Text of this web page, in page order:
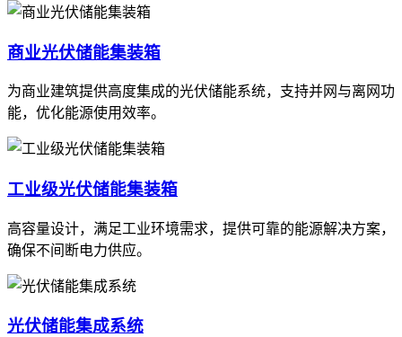
商业光伏储能集装箱
为商业建筑提供高度集成的光伏储能系统，支持并网与离网功
能，优化能源使用效率。
工业级光伏储能集装箱
高容量设计，满足工业环境需求，提供可靠的能源解决方案，
确保不间断电力供应。
光伏储能集成系统